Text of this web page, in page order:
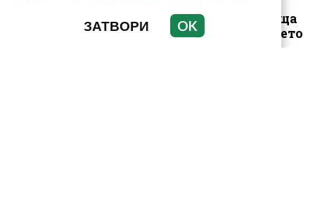
Този страхотен сок
върши уникални неща
с тялото! И със здравето
ЗАТВОРИ OK